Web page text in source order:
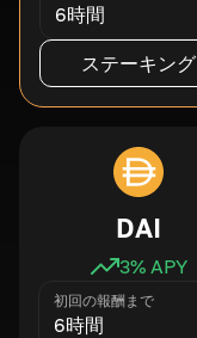
6時間
ステーキング
DAI
3% APY
初回の報酬まで
6時間